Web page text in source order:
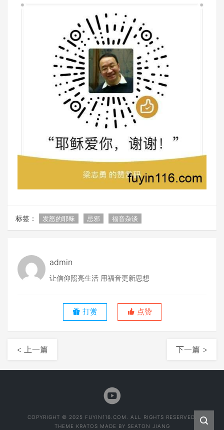
标签： 发怒的耶稣 忌邪 福音杂谈
admin
让信仰照亮生活 用福音更新思想
打赏 点赞
< 上一篇 下一篇 >
COPYRIGHT © 2025 FUYIN116.COM. ALL RIGHTS RESERVED.
THEME KRATOS MADE BY SEATON JIANG